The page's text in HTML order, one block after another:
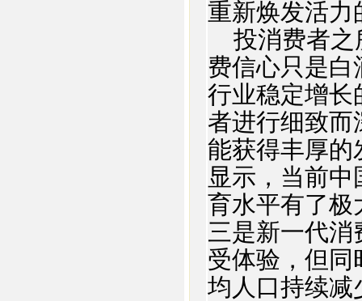
重新焕发活力
投消费者之
费信心只是
行业稳定增长
者进行细致
能获得丰厚的
显示，当前
育水平有了极
三是新一代
受体验，但
均人口持续减